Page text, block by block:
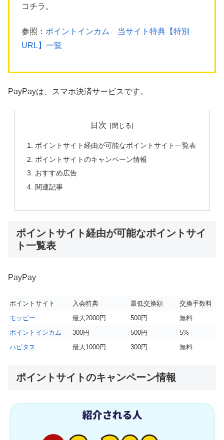
コチラ。
参照： ポイントインカム 当サイト特典【特別
URL】一覧
PayPayは、スマホ決済サービスです。
目次
ポイントサイト経由が可能なポイントサイト一覧表
ポイントサイトのキャンペーン情報
おすすめ広告
関連記事
ポイントサイト経由が可能なポイントサイ
ト一覧表
PayPay
ポイントサイト 入会特典 最低交換額
交換手数料
モッピー
最大2000円 500円
無料
ポイントインカム
300円 500円
5%
ハピタス
最大1000円 300円 無料
ポイントサイトのキャンペーン情報